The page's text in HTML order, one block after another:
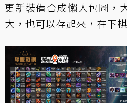
更新裝備合成懶人包圖，
大，也可以存起來，在下